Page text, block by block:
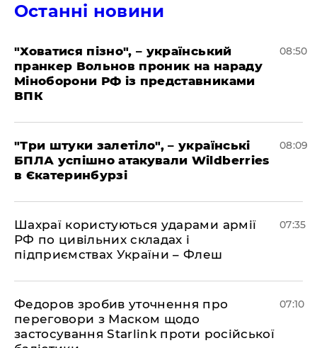
Останні новини
"Ховатися пізно", – український
пранкер Вольнов проник на нараду
Міноборони РФ із представниками
ВПК
08:50
"Три штуки залетіло", – українські
БПЛА успішно атакували Wildberries
в Єкатеринбурзі
08:09
Шахраї користуються ударами армії
РФ по цивільних складах і
підприємствах України – Флеш
07:35
Федоров зробив уточнення про
переговори з Маском щодо
застосування Starlink проти російської
07:10